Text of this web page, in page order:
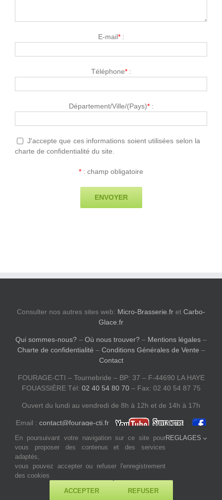
E-mail*:
Téléphone*:
Département/Ville/(Pays)*:
J'accepte que ces informations soient utilisées selon la
charte de confidentialité du site.
* : champ obligatoire
Consulter nos autres sites web: Micro-Brasserie.fr et Carbo-
Glace.fr
Qui sommes-nous? – Où nous trouver? – Mentions légales –
Charte de confidentialité – Conditions Générales de Vente –
Contact
FOURAGE-CTI – Tournebride – BP: 37 – F-44690 LA HAYE
FOUASSIÈRE Tél: 02 40 54 80 70– Fax: 02 40 54 87 75
Ouvert du lundi au vendredi de 8h à 12h et de 14h à 17h
Email : contact@fourage-cti.fr
En poursuivant votre navigation sur ce site pour
vous proposer des contenus et des services
adaptés,
vous pouvez accepter ou refuser l'enregistrement
des cookies
REGLAGES
ACCEPTER REFUSER